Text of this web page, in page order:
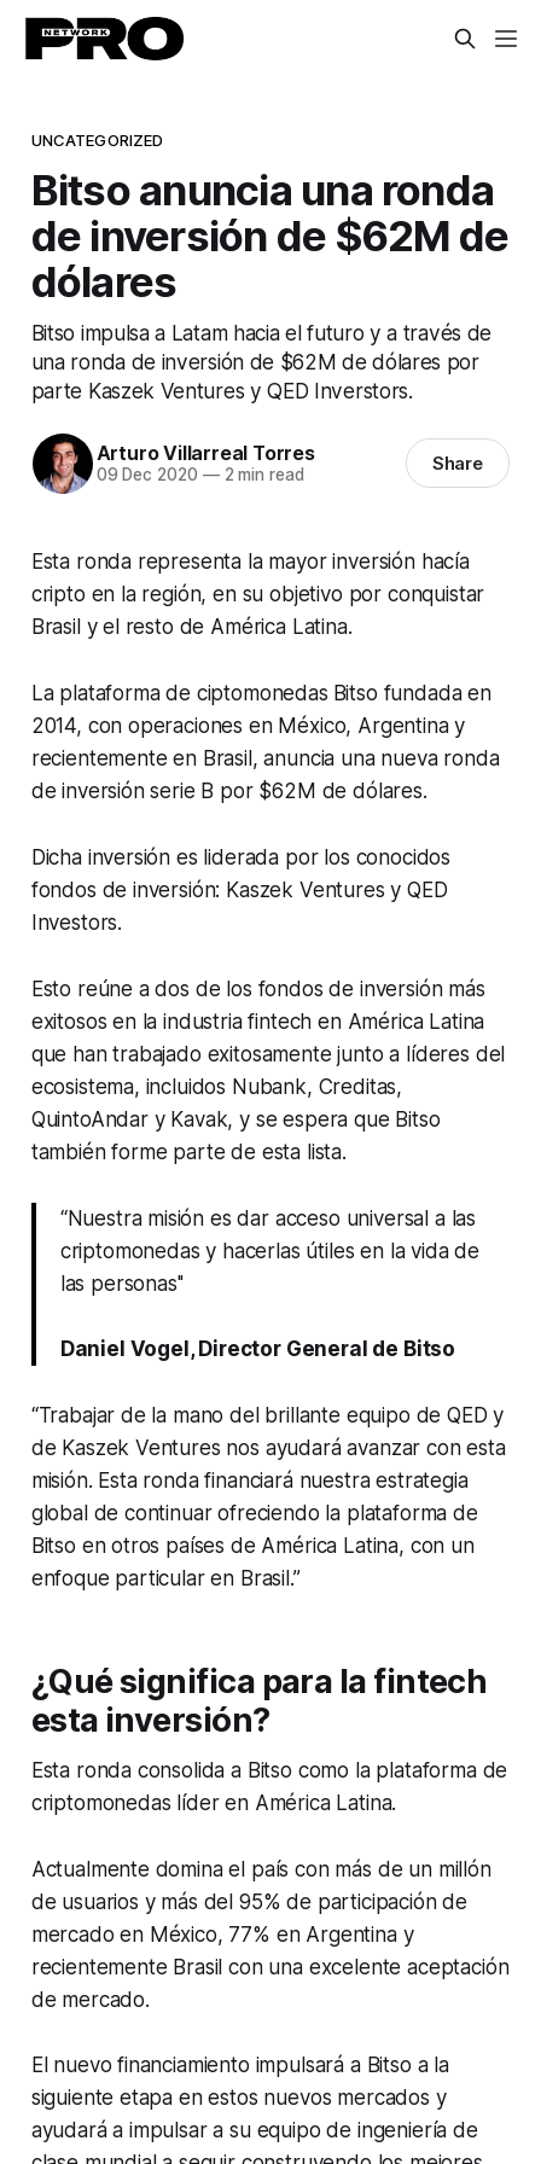
UNCATEGORIZED
Bitso anuncia una ronda
de inversión de $62M de
dólares
Bitso impulsa a Latam hacia el futuro y a través de
una ronda de inversión de $62M de dólares por
parte Kaszek Ventures y QED Inverstors.
Arturo Villarreal Torres
09 Dec 2020 —2 min read Share
Esta ronda representa la mayor inversión hacía
cripto en la región, en su objetivo por conquistar
Brasil y el resto de América Latina.
La plataforma de ciptomonedas Bitso fundada en
2014, con operaciones en México, Argentina y
recientemente en Brasil, anuncia una nueva ronda
de inversión serie B por $62M de dólares.
Dicha inversión es liderada por los conocidos
fondos de inversión: Kaszek Ventures y QED
Investors.
Esto reúne a dos de los fondos de inversión más
exitosos en la industriafintech en América Latina
que han trabajado exitosamente junto a líderes del
ecosistema, incluidos Nubank, Creditas,
QuintoAndar y Kavak, y se espera que Bitso
también forme parte de esta lista.
“Nuestra misión es dar acceso universal a las
criptomonedas y hacerlas útiles en la vida de
las personas''
Daniel Vogel, Director General de Bitso
“Trabajar de la mano del brillante equipo de QED y
de Kaszek Ventures nos ayudará avanzar con esta
misión. Esta ronda financiará nuestra estrategia
global de continuar ofreciendo la plataforma de
Bitso en otros países de América Latina, con un
enfoque particular en Brasil.”
¿Qué significa para la fintech
esta inversión?
Esta ronda consolida a Bitso como la plataforma de
criptomonedas líder en América Latina.
Actualmente domina el país con más de un millón
de usuarios y más del 95% de participación de
mercado en México, 77% en Argentina y
recientemente Brasil con una excelente aceptación
de mercado.
El nuevo financiamiento impulsará a Bitso a la
siguiente etapa en estos nuevos mercados y
ayudará a impulsar a su equipo de ingeniería de